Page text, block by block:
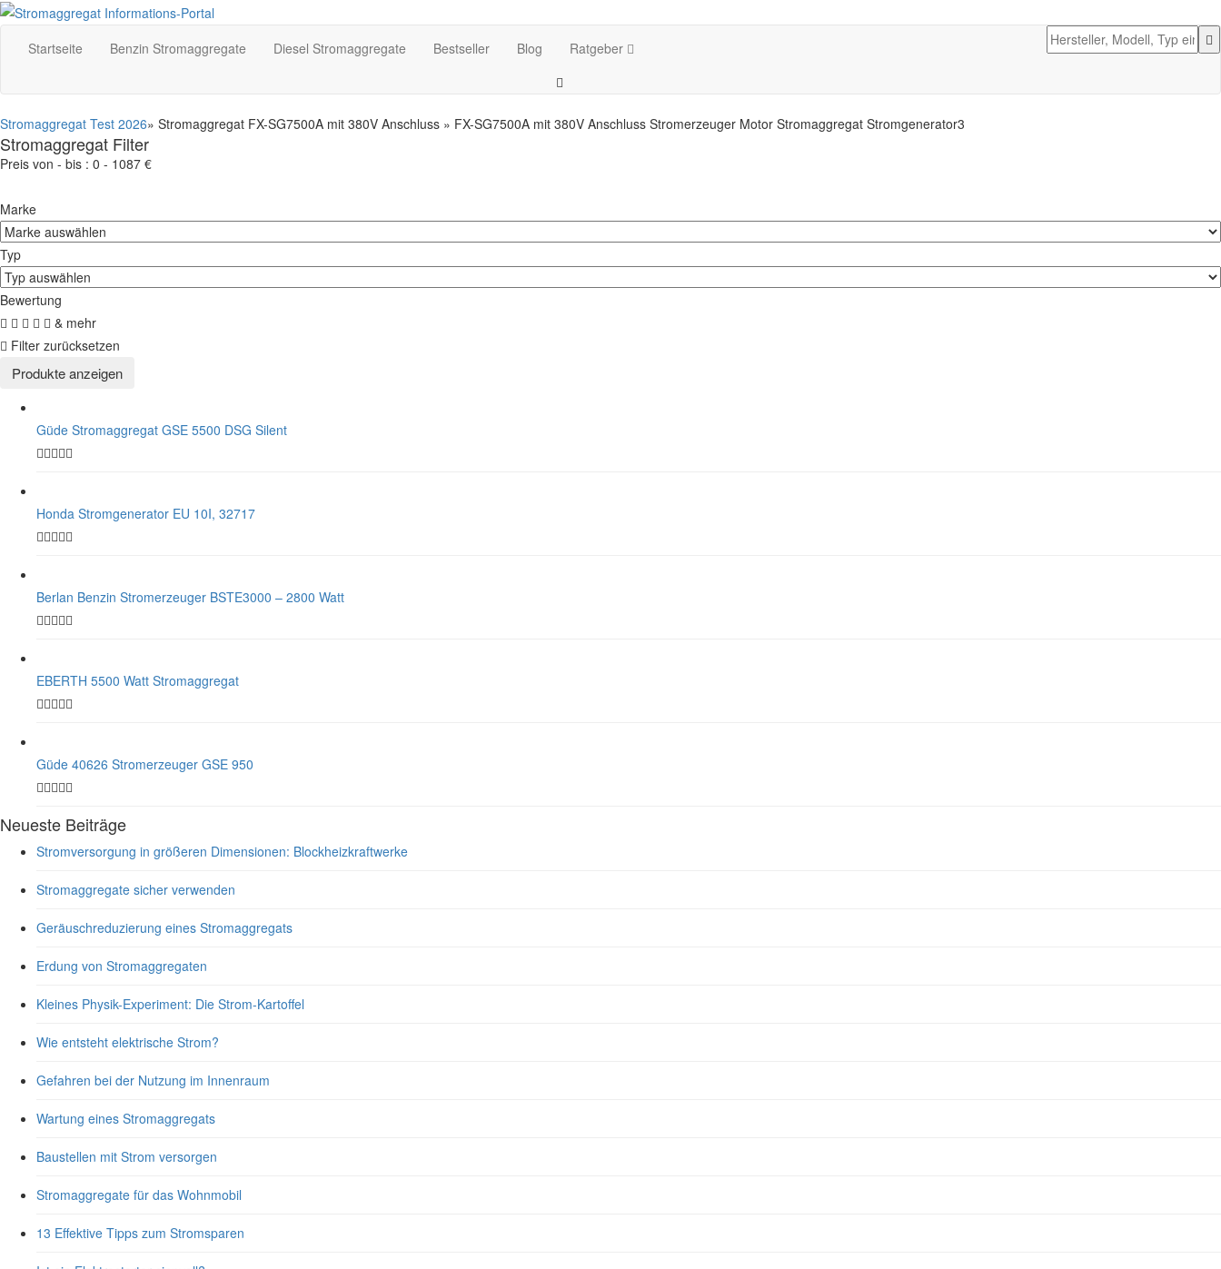
Startseite Benzin Stromaggregate Diesel Stromaggregate Bestseller Blog Ratgeber
Stromaggregat Test 2026» Stromaggregat FX-SG7500A mit 380V Anschluss » FX-SG7500A mit 380V Anschluss Stromerzeuger Motor Stromaggregat Stromgenerator3
Stromaggregat Filter
Preis von - bis : 0 - 1087 €
Marke
Typ
Bewertung
& mehr
Filter zurücksetzen
Güde Stromaggregat GSE 5500 DSG Silent
Honda Stromgenerator EU 10I, 32717
Berlan Benzin Stromerzeuger BSTE3000 – 2800 Watt
EBERTH 5500 Watt Stromaggregat
Güde 40626 Stromerzeuger GSE 950
Neueste Beiträge
Stromversorgung in größeren Dimensionen: Blockheizkraftwerke
Stromaggregate sicher verwenden
Geräuschreduzierung eines Stromaggregats
Erdung von Stromaggregaten
Kleines Physik-Experiment: Die Strom-Kartoffel
Wie entsteht elektrische Strom?
Gefahren bei der Nutzung im Innenraum
Wartung eines Stromaggregats
Baustellen mit Strom versorgen
Stromaggregate für das Wohnmobil
13 Effektive Tipps zum Stromsparen